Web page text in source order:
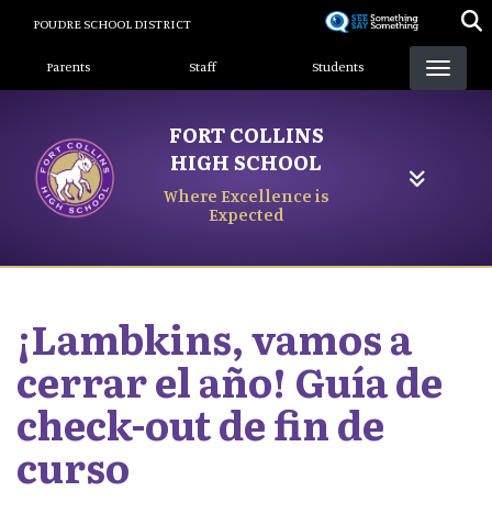
content
POUDRE SCHOOL DISTRICT
Landing Page Menu
Parents Staff Students
FORT COLLINS
HIGH SCHOOL
Where Excellence is
Expected
¡Lambkins, vamos a
cerrar el año! Guía de
check-out de fin de
curso